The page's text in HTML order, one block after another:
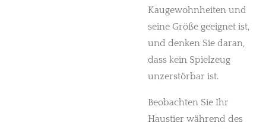
Kaugewohnheiten und
seine Größe geeignet ist,
und denken Sie daran,
dass kein Spielzeug
unzerstörbar ist.
Beobachten Sie Ihr
Haustier während des